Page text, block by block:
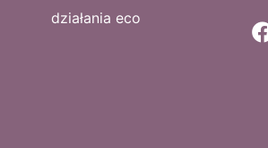
działania eco